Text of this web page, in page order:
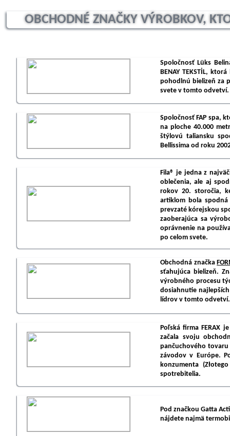
OBCHODNÉ ZNAČKY VÝROBKOV,
Spoločnosť Lüks
BENAY TEKSTİL,
pohodlnú bielizeň za
svete v tomto odvetví.
Spoločnosť FAP spa,
na ploche 40.000
štýlovú taliansku
Bellissima od roku
Fila® je jedna z
oblečenia, ale aj
rokov 20. storočia,
artiklom bola
prevzaté kórejskou
zaoberajúca sa
oprávnenie na
po celom svete.
Obchodná značka
sťahujúca bielizeň.
výrobného procesu
dosiahnutie
lídrov v tomto odvetví.
Poľská firma FERAX
začala svoju
pančuchového
závodov v Európe.
konzumenta
spotrebitelia.
Pod značkou Gatta
nájdete najmä